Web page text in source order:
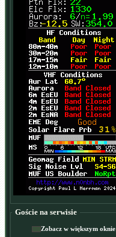
Goście na serwisie
Zobacz w większym oknie